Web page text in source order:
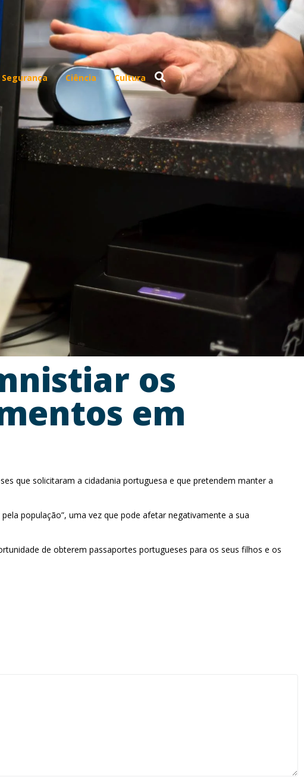
Segurança Ciência Cultura
os
em
que solicitaram a cidadania portuguesa e que pretendem manter a
população”, uma vez que pode afetar negativamente a sua
de obterem passaportes portugueses para os seus filhos e os